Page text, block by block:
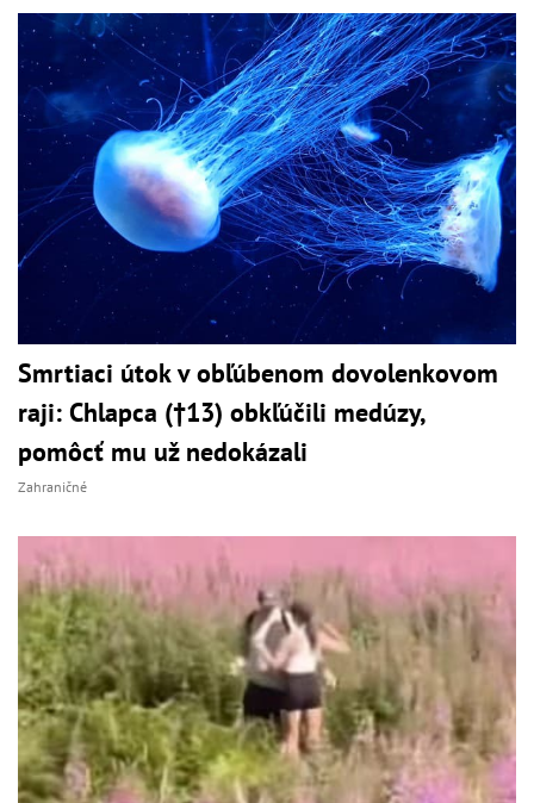
Smrtiaci útok v obľúbenom dovolenkovom
raji: Chlapca (†13) obkľúčili medúzy,
pomôcť mu už nedokázali
Zahraničné